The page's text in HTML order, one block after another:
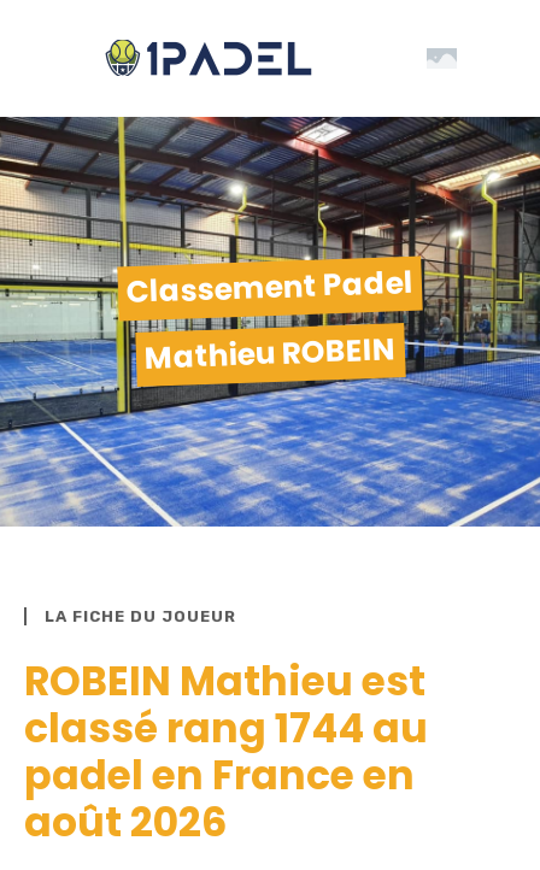
Classement Padel
Mathieu ROBEIN
LA FICHE DU JOUEUR
ROBEIN Mathieu est
classé rang 1744 au
padel en France en
août 2026